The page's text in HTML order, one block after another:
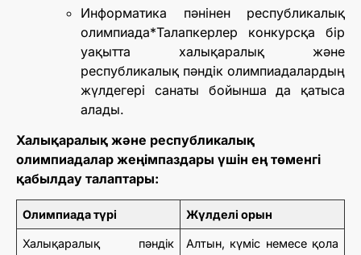
Информатика пәнінен республикалық
олимпиада*Талапкерлер конкурсқа бір
уақытта халықаралық және
республикалық пәндік олимпиадалардың
жүлдегері санаты бойынша да қатыса
алады.
Халықаралық және республикалық
олимпиадалар жеңімпаздары үшін ең төменгі
қабылдау талаптары:
Олимпиада түрі Жүлделі орын
Халықаралық пәндік
Алтын, күміс немесе қола